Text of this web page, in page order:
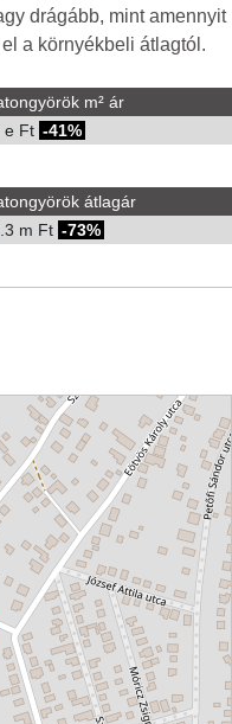
drágább, mint amennyit
a környékbeli átlagtól.
m² ár
e Ft -41%
átlagár
m Ft -73%